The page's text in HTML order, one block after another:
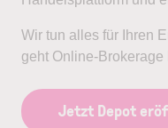
Wir tun alles für Ihren
geht Online-
Jetzt Depot